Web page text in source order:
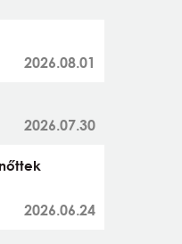
2026.08.01
2026.07.30
2026.06.24